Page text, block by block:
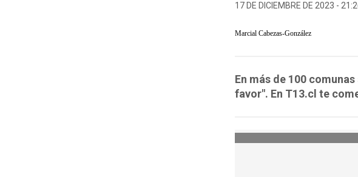
17 DE DICIEMBRE DE 2023 -
Marcial Cabezas-González
En más de 100
favor". En T13.cl te